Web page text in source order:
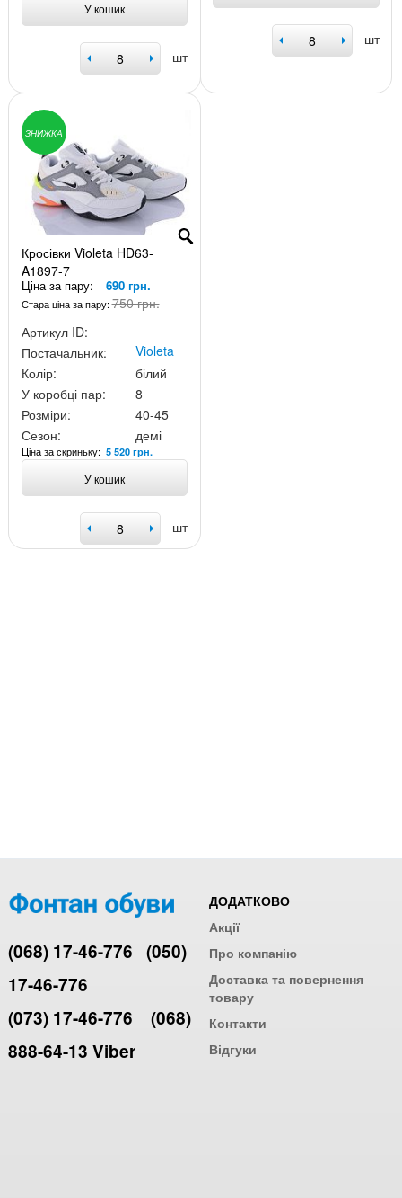
У кошик
шт
шт
ЗНИЖКА
Кросівки Violeta HD63-
A1897-7
Ціна за пару: 690 грн.
Стара ціна за пару:750 грн.
Артикул ID:
Постачальник:
Violeta
Колір:
білий
У коробці пар:
8
Розміри:
40-45
Сезон:
демі
Ціна за скриньку: 5 520 грн.
У кошик
шт
(068) 17-46-776 (050)
17-46-776
(073) 17-46-776
(068)
888-64-13 Viber
ДОДАТКОВО
Акції
Про компанію
Доставка та повернення
товару
Контакти
Відгуки